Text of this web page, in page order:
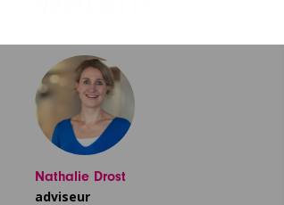
Nathalie Drost
adviseur